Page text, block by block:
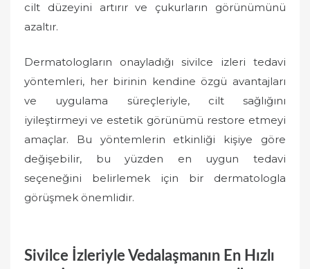
cilt düzeyini artırır ve çukurların görünümünü
azaltır.
Dermatologların onayladığı sivilce izleri tedavi
yöntemleri, her birinin kendine özgü avantajları
ve uygulama süreçleriyle, cilt sağlığını
iyileştirmeyi ve estetik görünümü restore etmeyi
amaçlar. Bu yöntemlerin etkinliği kişiye göre
değişebilir, bu yüzden en uygun tedavi
seçeneğini belirlemek için bir dermatologla
görüşmek önemlidir.
Sivilce İzleriyle Vedalaşmanın En Hızlı